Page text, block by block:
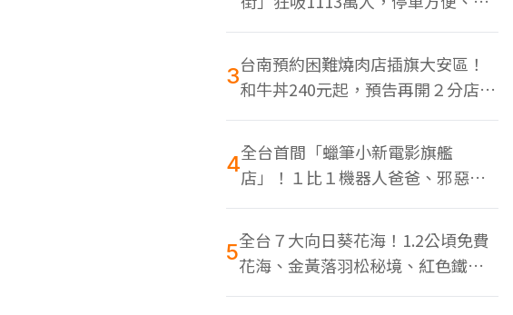
色美食多
3台南預約困難燒肉店插旗大安區！
和牛丼240元起，預告再開２分店、
地點曝光
4全台首間「蠟筆小新電影旗艦
店」！１比１機器人爸爸、邪惡正
男，百款周邊買翻
5全台７大向日葵花海！1.2公頃免費
花海、金黃落羽松秘境、紅色鐵橋
同框